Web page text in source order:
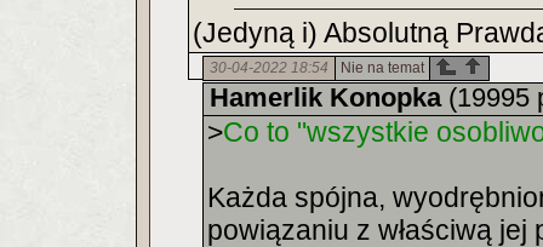
(Jedyną i) Absolutną
30-04-2022 18:54 Nie na temat
Hamerlik Konopka(19995
>Co to "wszystkie
Każda spójna,
powiązaniu z właściwą jej